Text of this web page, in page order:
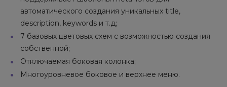
автоматического создания уникальных title,
description, keywords и т.д;
7 базовых цветовых схем с возможностью создания
собственной;
Отключаемая боковая колонка;
Многоуровневое боковое и верхнее меню.